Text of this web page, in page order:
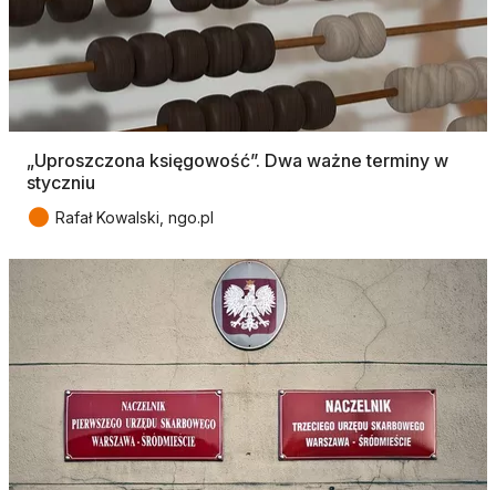
„Uproszczona księgowość”. Dwa ważne terminy w
styczniu
● Rafał Kowalski, ngo.pl